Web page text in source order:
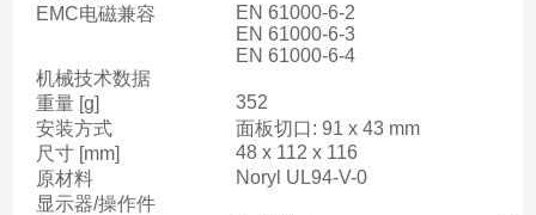
EMC电磁兼容
EN 61000-6-2
EN 61000-6-3
EN 61000-6-4
机械技术数据
重量 [g]
352
安装方式
面板切口: 91 x 43 mm
尺寸 [mm]
48 x 112 x 116
原材料
Noryl UL94-V-0
显示器/操作件